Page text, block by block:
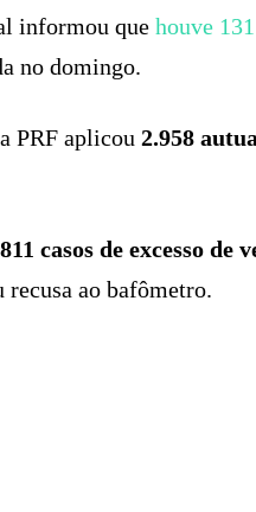
informou que houve
no domingo.
PRF aplicou 2.958
811 casos de excesso de
recusa ao bafômetro.